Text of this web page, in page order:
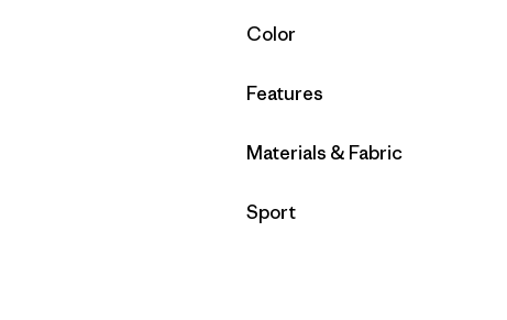
Filtrer par
Color
Filtrer par
Features
Filtrer par
Materials & Fabric
Filtrer par
Sport